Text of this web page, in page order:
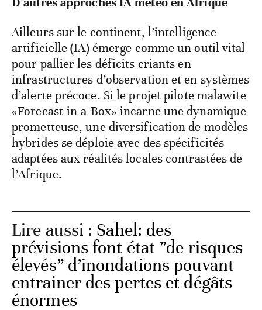
Ailleurs sur le continent, l’intelligence
artificielle (IA) émerge comme un outil vital
pour pallier les déficits criants en
infrastructures d’observation et en systèmes
d’alerte précoce. Si le projet pilote malawite
«Forecast-in-a-Box» incarne une dynamique
prometteuse, une diversification de modèles
hybrides se déploie avec des spécificités
adaptées aux réalités locales contrastées de
l’Afrique.
Lire aussi : Sahel: des
prévisions font état ”de risques
élevés” d’inondations pouvant
entrainer des pertes et dégâts
énormes